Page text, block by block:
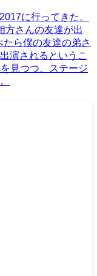
に行ってきた。
方さんの友達が出
ら僕の友達の弟さ
演されるというこ
見つつ、ステージ